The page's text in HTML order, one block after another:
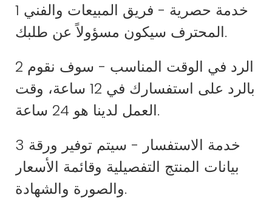
1 خدمة حصرية - فريق المبيعات والفني
المحترف سيكون مسؤولاً عن طلبك.
2 الرد في الوقت المناسب - سوف نقوم
بالرد على استفسارك في 12 ساعة، وقت
العمل لدينا هو 24 ساعة.
3 خدمة الاستفسار - سيتم توفير ورقة
بيانات المنتج التفصيلية وقائمة الأسعار
والصورة والشهادة.